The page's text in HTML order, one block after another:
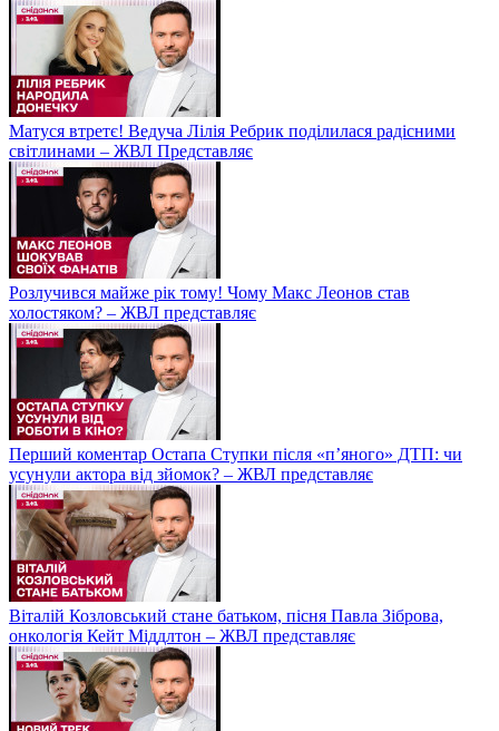
Матуся втретє! Ведуча Лілія Ребрик поділилася радісними
світлинами – ЖВЛ Представляє
Розлучився майже рік тому! Чому Макс Леонов став
холостяком? – ЖВЛ представляє
Перший коментар Остапа Ступки після «п’яного» ДТП: чи
усунули актора від зйомок? – ЖВЛ представляє
Віталій Козловський стане батьком, пісня Павла Зіброва,
онкологія Кейт Міддлтон – ЖВЛ представляє